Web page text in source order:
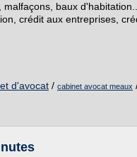
baux
crédit aux entreprises,
d'avocat / cabinet avocat meaux